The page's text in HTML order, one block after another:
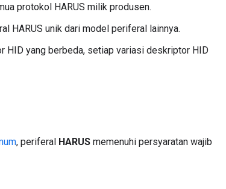
protokol HARUS milik produsen.
HARUS unik dari model periferal lainnya.
yang berbeda, setiap variasi deskriptor HID
, periferal HARUS memenuhi persyaratan wajib